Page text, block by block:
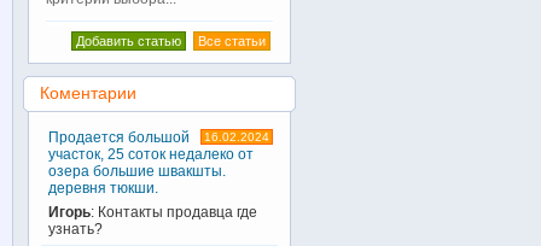
Все статьи
Добавить статью
Коментарии
16.02.2024
Продается большой
участок, 25 соток недалеко от
озера большие швакшты.
деревня тюкши.
Игорь: Контакты продавца где
узнать?